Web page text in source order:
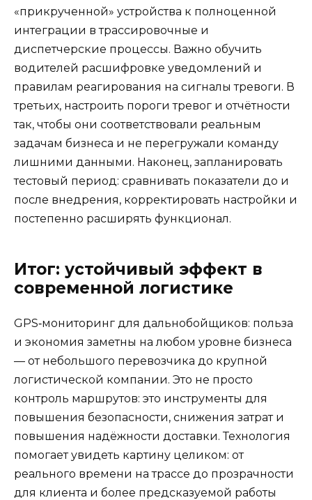
«прикрученной» устройства к полноценной
интеграции в трассировочные и
диспетчерские процессы. Важно обучить
водителей расшифровке уведомлений и
правилам реагирования на сигналы тревоги. В
третьих, настроить пороги тревог и отчётности
так, чтобы они соответствовали реальным
задачам бизнеса и не перегружали команду
лишними данными. Наконец, запланировать
тестовый период: сравнивать показатели до и
после внедрения, корректировать настройки и
постепенно расширять функционал.
Итог: устойчивый эффект в
современной логистике
GPS‑мониторинг для дальнобойщиков: польза
и экономия заметны на любом уровне бизнеса
— от небольшого перевозчика до крупной
логистической компании. Это не просто
контроль маршрутов: это инструменты для
повышения безопасности, снижения затрат и
повышения надёжности доставки. Технология
помогает увидеть картину целиком: от
реального времени на трассе до прозрачности
для клиента и более предсказуемой работы